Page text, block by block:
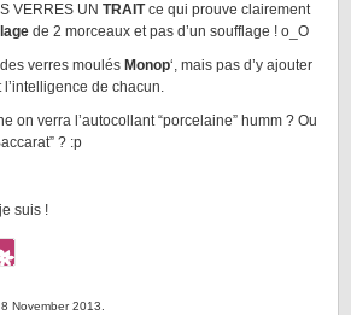
VERRES UN TRAITce qui prouve clairement
de 2 morceaux et pas d’un soufflage ! o_O
verres moulés Monop‘, mais pas d’y ajouter
de chacun.
on verra l’autocollant “porcelaine” humm ? Ou
? :p
suis !
November 2013.